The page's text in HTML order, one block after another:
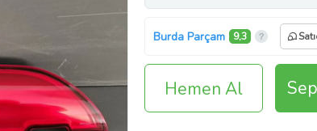
Burda Parçam 9,3
Hemen Al